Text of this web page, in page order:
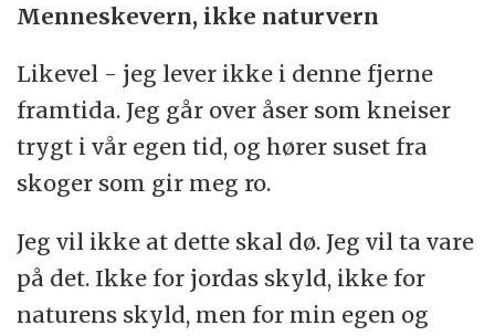
Menneskevern, ikke naturvern
Likevel - jeg lever ikke i denne fjerne
framtida. Jeg går over åser som kneiser
trygt i vår egen tid, og hører suset fra
skoger som gir meg ro.
Jeg vil ikke at dette skal dø. Jeg vil ta vare
på det. Ikke for jordas skyld, ikke for
naturens skyld, men for min egen og